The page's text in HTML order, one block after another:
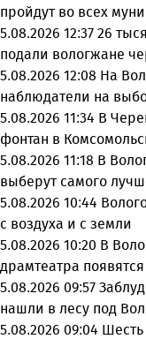
пройдут во всех
5.08.2026 12:37 26
подали вологжане
5.08.2026 12:08 На
наблюдатели на
5.08.2026 11:34 В
фонтан в
5.08.2026 11:18 В
выберут самого
5.08.2026 10:44
с воздуха и с земли
5.08.2026 10:20 В
драмтеатра
5.08.2026 09:57
нашли в лесу под
5.08.2026 09:04 Шесть